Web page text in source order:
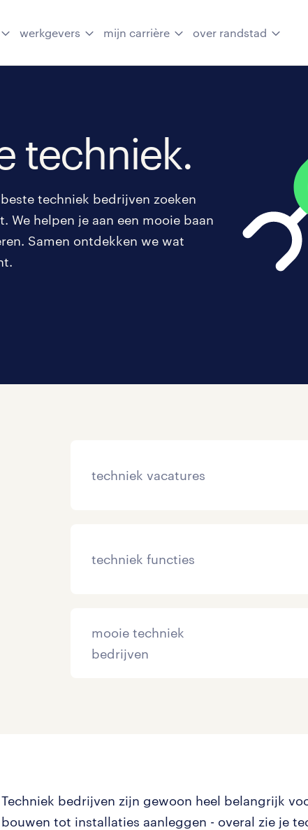
werkgevers mijn carrière over randstad
techniek.
techniek bedrijven zoeken
We helpen je aan een mooie baan
Samen ontdekken we wat
techniek vacatures
techniek functies
mooie techniek
bedrijven
Techniek bedrijven zijn gewoon heel belangrijk
bouwen tot installaties aanleggen - overal zie je